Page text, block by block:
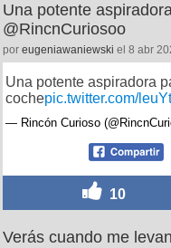
Una potente
@RincnCuriosoo
por eugeniawaniewski el 8 abr
Una potente aspiradora
cochepic.twitter.com/
— Rincón Curioso
10
Verás cuando me